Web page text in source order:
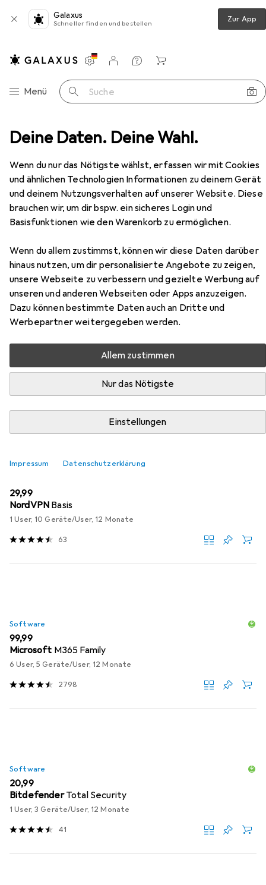
Deine Daten. Deine Wahl.
Wenn du nur das Nötigste wählst, erfassen wir mit Cookies
und ähnlichen Technologien Informationen zu deinem Gerät
und deinem Nutzungsverhalten auf unserer Website. Diese
brauchen wir, um dir bspw. ein sicheres Login und
Basisfunktionen wie den Warenkorb zu ermöglichen.
Wenn du allem zustimmst, können wir diese Daten darüber
hinaus nutzen, um dir personalisierte Angebote zu zeigen,
unsere Webseite zu verbessern und gezielte Werbung auf
unseren und anderen Webseiten oder Apps anzuzeigen.
Dazu können bestimmte Daten auch an Dritte und
Werbepartner weitergegeben werden.
Allem zustimmen
Nur das Nötigste
Einstellungen
Impressum Datenschutzerklärung
Galaxus
Schneller finden und bestellen Zur App
Navigation nach Kategorien
Menü Suche
Einstellungen
Kundenkonto
Vergleichslisten
Merklisten
Warenkorb
+ PCs Notebook Captiva Highend Gaming
Captiva Highend Gaming
16", 4000 GB, 32 GB, DE, AMD Ryzen 9 9955HX
Zubehör für Captiva Highend
Gaming
Hier findest du passendes Zubehör zum Produkt Captiva
Highend Gaming aus den Kategorien Software und
Notebook Schutzfolie.
Beliebt Software Notebook Schutzfolie
EUR
29,99
NordVPN Basis
1 User, 10 Geräte/User, 12 Monate
63
Software
EUR
99,99
Microsoft M365 Family
6 User, 5 Geräte/User, 12 Monate
2798
Software
EUR
20,99
Bitdefender Total Security
1 User, 3 Geräte/User, 12 Monate
41